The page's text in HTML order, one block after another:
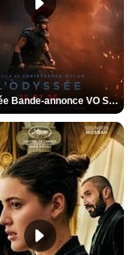
L'Odyssée Bande-annonce VO STFR